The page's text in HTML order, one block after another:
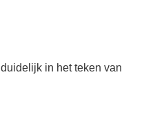
in het teken van